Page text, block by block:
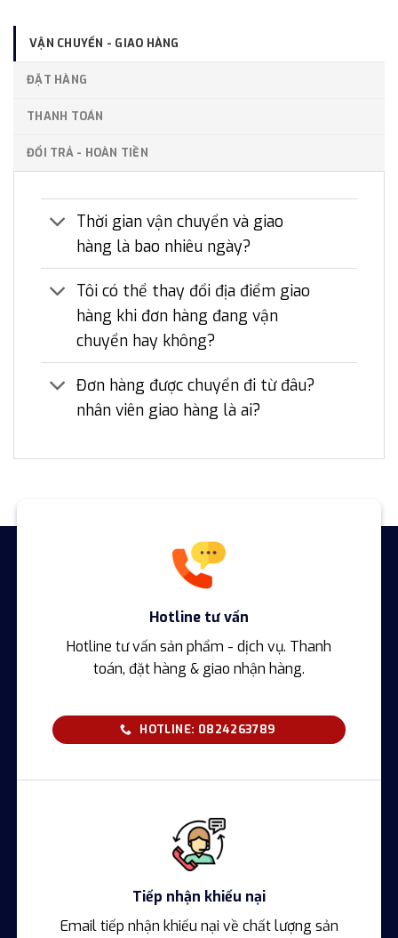
VẬN CHUYỂN - GIAO HÀNG
ĐẶT HÀNG
THANH TOÁN
ĐỔI TRẢ - HOÀN TIỀN
Thời gian vận chuyển và giao
hàng là bao nhiêu ngày?
Tôi có thể thay đổi địa điểm giao
hàng khi đơn hàng đang vận
chuyển hay không?
Đơn hàng được chuyển đi từ đâu?
nhân viên giao hàng là ai?
Hotline tư vấn
Hotline tư vấn sản phẩm - dịch vụ. Thanh
toán, đặt hàng & giao nhận hàng.
HOTLINE: 0824263789
Tiếp nhận khiếu nại
Email tiếp nhận khiếu nại về chất lượng sản